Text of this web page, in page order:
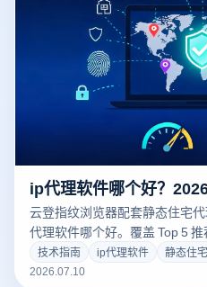
云登指纹浏览器配套静态住宅
代理软件哪个好。覆盖 Top 5 推
选型建议。
技术指南 ip代理软件
静态住
2026.07.10